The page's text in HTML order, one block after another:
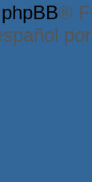
phpBB®